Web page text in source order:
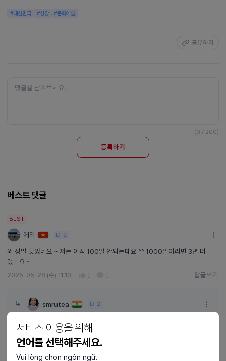
서비스 이용을 위해
언어를 선택해주세요.
Vui lòng chọn ngôn ngữ.
#대한민국 #성장 #문화예술
공유하기
(0 / 200)
등록하기
베스트 댓글
BEST
에리 D-2
와 정말 멋있네요 ~ 저는 아직 100일 안되는데요 ^^ 1000일이라면 3년 더
됐네요 ~
2025-05-28 (수) 11:10 1 1답글쓰기 답글쓰기
smrutea D-2
2025-06-04 (수) 18:46